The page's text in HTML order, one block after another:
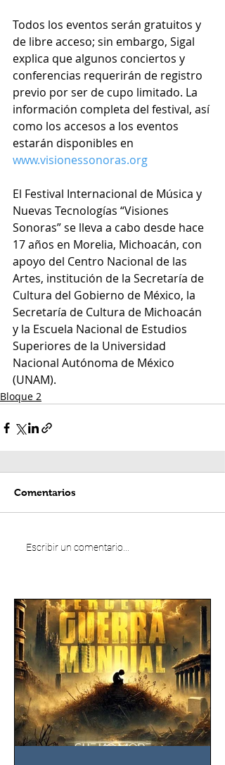
Todos los eventos serán gratuitos y
de libre acceso; sin embargo, Sigal
explica que algunos conciertos y
conferencias requerirán de registro
previo por ser de cupo limitado. La
información completa del festival, así
como los accesos a los eventos
estarán disponibles en
www.visionessonoras.org
El Festival Internacional de Música y
Nuevas Tecnologías “Visiones
Sonoras” se lleva a cabo desde hace
17 años en Morelia, Michoacán, con
apoyo del Centro Nacional de las
Artes, institución de la Secretaría de
Cultura del Gobierno de México, la
Secretaría de Cultura de Michoacán
y la Escuela Nacional de Estudios
Superiores de la Universidad
Nacional Autónoma de México
(UNAM).
Bloque 2
Comentarios
Escribir un comentario...